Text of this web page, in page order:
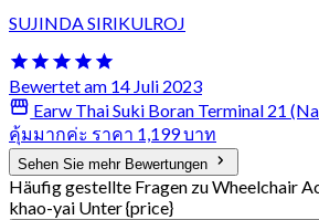
SUJINDA SIRIKULROJ
Bewertet am 14 Juli 2023
Earw Thai Suki Boran Terminal 21
คุ้มมากค่ะ ราคา 1,199 บาท
Sehen Sie mehr Bewertungen
Häufig gestellte Fragen zu Wheelchair
khao-yai Unter {price}